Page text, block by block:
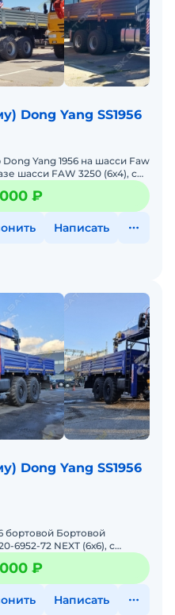
Dong Yang SS1956
Yang 1956 на шасси Faw
шасси FAW 3250 (6х4), с
за кабиной DongYa
000 ₽
Написать
Dong Yang SS1956
бортовой Бортовой
6952-72 NEXT (6х6), с
за кабиной Донг Янг
000 ₽
Написать